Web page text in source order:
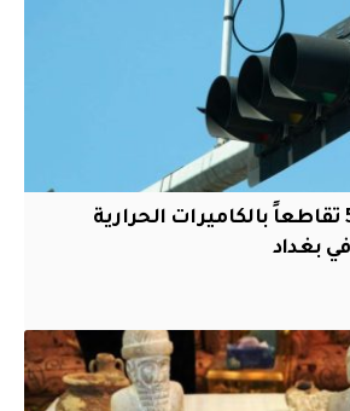
المرور: تجهيز 50 تقاطعاً بالكاميرات الحرارية